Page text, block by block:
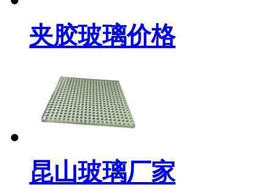
夹胶玻璃价格
昆山玻璃厂家